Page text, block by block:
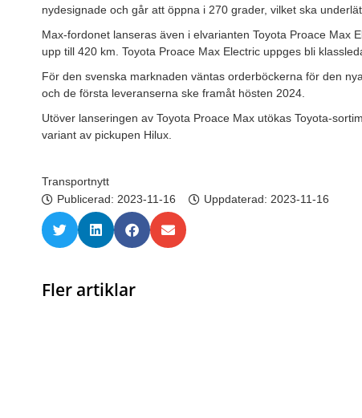
nydesignade och går att öppna i 270 grader, vilket ska
Max-fordonet lanseras även i elvarianten Toyota Proace Max
upp till 420 km. Toyota Proace Max Electric uppges bli
För den svenska marknaden väntas orderböckerna för den
och de första leveranserna ske framåt hösten 2024.
Utöver lanseringen av Toyota Proace Max utökas Toyota-
variant av pickupen Hilux.
Transportnytt
Publicerad: 2023-11-16 Uppdaterad: 2023-11-16
Fler artiklar